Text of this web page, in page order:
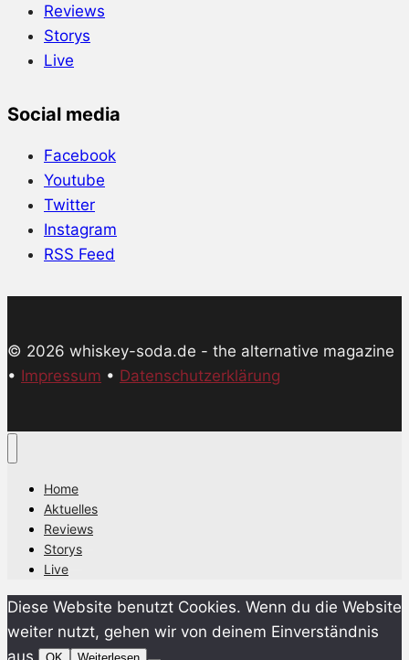
Reviews
Storys
Live
Social media
Facebook
Youtube
Twitter
Instagram
RSS Feed
© 2026 whiskey-soda.de - the alternative magazine
• Impressum • Datenschutzerklärung
Home
Aktuelles
Reviews
Storys
Live
Diese Website benutzt Cookies. Wenn du die Website
weiter nutzt, gehen wir von deinem Einverständnis
aus.